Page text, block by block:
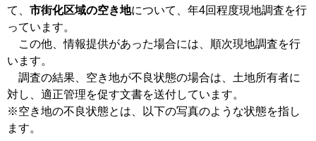
て、 市街化区域の空き地について、年4回程度現地調査を行
っています。
この他、情報提供があった場合には、順次現地調査を行
います。
調査の結果、空き地が不良状態の場合は、土地所有者に
対し、適正管理を促す文書を送付しています。
※空き地の不良状態とは、以下の写真のような状態を指し
ます。